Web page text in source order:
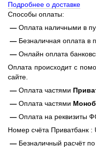
Подробнее о доставке
Способы оплаты:
— Оплата наличными в
— Безналичная оплата в
— Онлайн оплата
Оплата происходит с
сайте.
— Оплата частями
— Оплата частями
— Оплата на реквизиты
Номер счёта Приватбанк
— Безналичный расчёт